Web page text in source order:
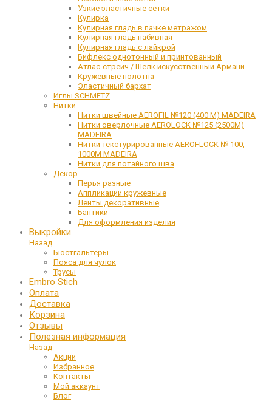
Узкие эластичные сетки
Кулирка
Кулирная гладь в пачке метражом
Кулирная гладь набивная
Кулирная гладь с лайкрой
Бифлекс однотонный и принтованный
Атлас-стрейч / Шелк искусственный Армани
Кружевные полотна
Эластичный бархат
Иглы SCHMETZ
Нитки
Нитки швейные AEROFIL №120 (400 М) MADEIRA
Нитки оверлочные AEROLOCK №125 (2500М)
MADEIRA
Нитки текстурированные AEROFLOCK № 100,
1000М MADEIRA
Нитки для потайного шва
Декор
Перья разные
Аппликации кружевные
Ленты декоративные
Бантики
Для оформления изделия
Выкройки
Назад
Бюстгальтеры
Пояса для чулок
Трусы
Embro Stich
Оплата
Доставка
Корзина
Отзывы
Полезная информация
Назад
Акции
Избранное
Контакты
Мой аккаунт
Блог